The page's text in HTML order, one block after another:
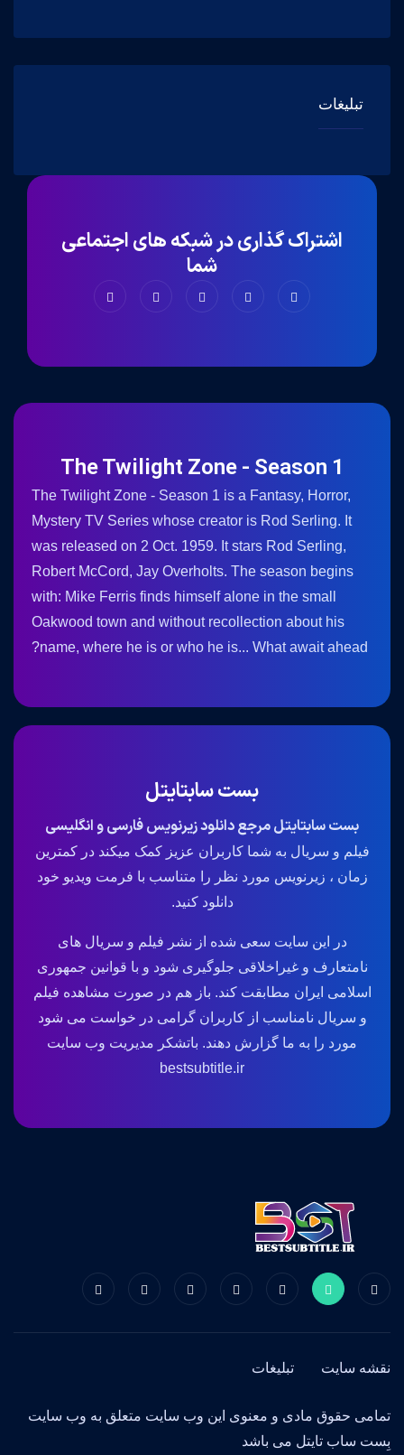
تبلیغات
اشتراک گذاری در شبکه های اجتماعی
شما
The Twilight Zone - Season 1
The Twilight Zone - Season 1 is a Fantasy, Horror,
Mystery TV Series whose creator is Rod Serling. It
was released on 2 Oct. 1959. It stars Rod Serling,
Robert McCord, Jay Overholts. The season begins
with: Mike Ferris finds himself alone in the small
Oakwood town and without recollection about his
name, where he is or who he is... What await ahead?
بست سابتایتل
بست سابتایتل مرجع دانلود زیرنویس فارسی و انگلیسی
فیلم و سریال به شما کاربران عزیز کمک میکند در کمترین
زمان ، زیرنویس مورد نظر را متناسب با فرمت ویدیو خود
دانلود کنید.
در این سایت سعی شده از نشر فیلم و سریال های
نامتعارف و غیراخلاقی جلوگیری شود و با قوانین جمهوری
اسلامی ایران مطابقت کند. باز هم در صورت مشاهده فیلم
و سریال نامناسب از کاربران گرامی در خواست می شود
مورد را به ما گزارش دهند. باتشکر مدیریت وب سایت
bestsubtitle.ir
تمامی حقوق مادی و معنوی این وب سایت متعلق به وب سایت
بِست ساب تایتل می باشد
نقشه سایت تبلیغات